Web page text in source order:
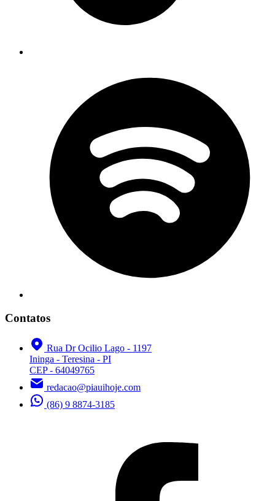
Contatos
Rua Dr Ocilio Lago - 1197
Ininga - Teresina - PI
CEP - 64049765
redacao@piauihoje.com
(86) 9 8874-3185